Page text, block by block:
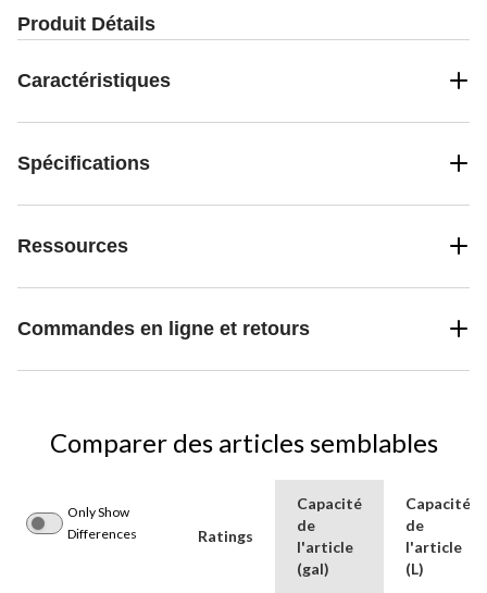
Produit Détails
Caractéristiques
Spécifications
Ressources
Commandes en ligne et retours
Comparer des articles semblables
Only Show
Differences
Ratings
Capacité
de
l'article
(gal)
Capacité
de
l'article
(L)